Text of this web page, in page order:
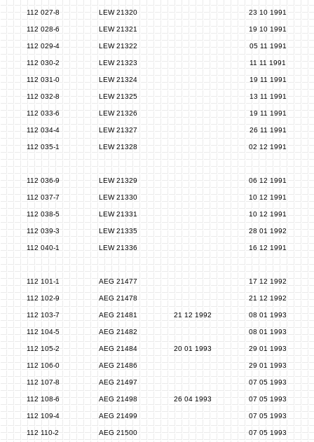
112 027-8 LEW 21320 23 10 1991
112 028-6 LEW 21321 19 10 1991
112 029-4 LEW 21322 05 11 1991
112 030-2 LEW 21323 11 11 1991
112 031-0 LEW 21324 19 11 1991
112 032-8 LEW 21325 13 11 1991
112 033-6 LEW 21326 19 11 1991
112 034-4 LEW 21327 26 11 1991
112 035-1 LEW 21328 02 12 1991
112 036-9 LEW 21329 06 12 1991
112 037-7 LEW 21330 10 12 1991
112 038-5 LEW 21331 10 12 1991
112 039-3 LEW 21335 28 01 1992
112 040-1 LEW 21336 16 12 1991
112 101-1 AEG 21477 17 12 1992
112 102-9 AEG 21478 21 12 1992
112 103-7 AEG 21481 21 12 1992 08 01 1993
112 104-5 AEG 21482 08 01 1993
112 105-2 AEG 21484 20 01 1993 29 01 1993
112 106-0 AEG 21486 29 01 1993
112 107-8 AEG 21497 07 05 1993
112 108-6 AEG 21498 26 04 1993 07 05 1993
112 109-4 AEG 21499 07 05 1993
112 110-2 AEG 21500 07 05 1993